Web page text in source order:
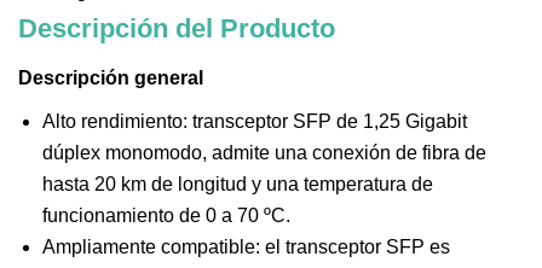
Descripción del Producto
Descripción general
Alto rendimiento: transceptor SFP de 1,25 Gigabit
dúplex monomodo, admite una conexión de fibra de
hasta 20 km de longitud y una temperatura de
funcionamiento de 0 a 70 ºC.
Ampliamente compatible: el transceptor SFP es